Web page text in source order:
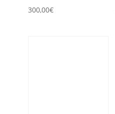
300,00€